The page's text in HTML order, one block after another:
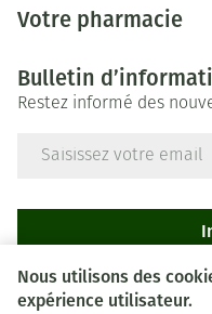
Nous utilisons des
expérience utilisateur.
Votre pharmacie
Bulletin
Restez informé des
En cliquant sur s'abonner,
acceptez notrepolitique de